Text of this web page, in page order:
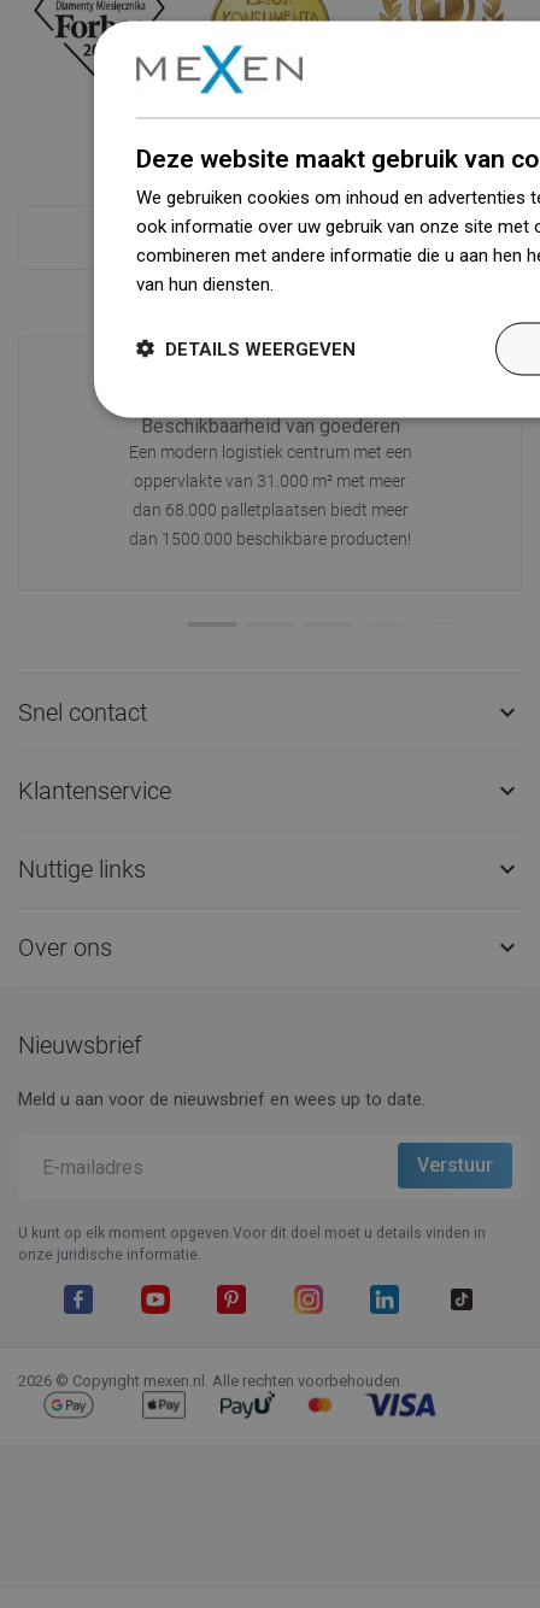
Zie alles
Beschikbaarheid van goederen
Een modern logistiek centrum met een
oppervlakte van 31.000 m² met meer
dan 68.000 palletplaatsen biedt meer
dan 1500.000 beschikbare producten!
Snel contact 
Klantenservice 
Nuttige links 
Over ons 
Nieuwsbrief
Meld u aan voor de nieuwsbrief en wees up to date.
U kunt op elk moment opgeven.Voor dit doel moet u details vinden in
onze juridische informatie.
2026 © Copyright mexen.nl. Alle rechten voorbehouden.
Deze website maakt gebruik van
We gebruiken cookies om inhoud en advertenties
ook informatie over uw gebruik van onze site met
combineren met andere informatie die u aan hen
van hun diensten.
DETAILS WEERGEVEN